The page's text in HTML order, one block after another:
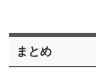
まとめ